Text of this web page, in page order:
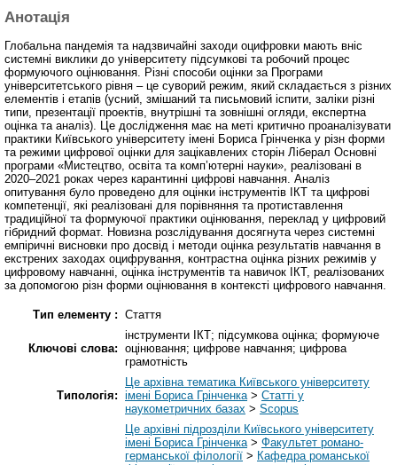
Анотація
Глобальна пандемія та надзвичайні заходи оцифровки мають вніс
системні виклики до університету підсумкові та робочий процес
формуючого оцінювання. Різні способи оцінки за Програми
університетського рівня – це суворий режим, який складається з різних
елементів і етапів (усний, змішаний та письмовий іспити, заліки різні
типи, презентації проектів, внутрішні та зовнішні огляди, експертна
оцінка та аналіз). Це дослідження має на меті критично проаналізувати
практики Київського університету імені Бориса Грінченка у різн форми
та режими цифрової оцінки для зацікавлених сторін Ліберал Основні
програми «Мистецтво, освіта та комп’ютерні науки», реалізовані в
2020–2021 роках через карантинні цифрові навчання. Аналіз
опитування було проведено для оцінки інструментів ІКТ та цифрові
компетенції, які реалізовані для порівняння та протиставлення
традиційної та формуючої практики оцінювання, переклад у цифровий
гібридний формат. Новизна розслідування досягнута через системні
емпіричні висновки про досвід і методи оцінка результатів навчання в
екстрених заходах оцифрування, контрастна оцінка різних режимів у
цифровому навчанні, оцінка інструментів та навичок ІКТ, реалізованих
за допомогою різн форми оцінювання в контексті цифрового навчання.
Тип елементу : Стаття
Ключові слова:
інструменти ІКТ; підсумкова оцінка; формуюче
оцінювання; цифрове навчання; цифрова
грамотність
Типологія:
Це архівна тематика Київського університету
імені Бориса Грінченка> Статті у
наукометричних базах > Scopus
Це архівні підрозділи Київського університету
імені Бориса Грінченка> Факультет романо-
германської філології > Кафедра романської